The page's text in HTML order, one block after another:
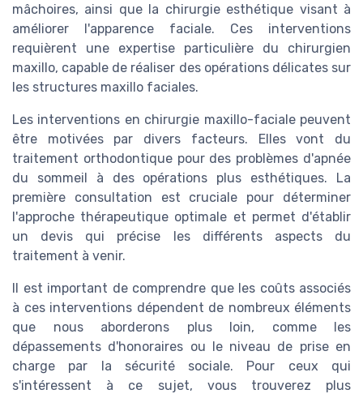
mâchoires, ainsi que la chirurgie esthétique visant à
améliorer l'apparence faciale. Ces interventions
requièrent une expertise particulière du chirurgien
maxillo, capable de réaliser des opérations délicates sur
les structures maxillo faciales.
Les interventions en chirurgie maxillo-faciale peuvent
être motivées par divers facteurs. Elles vont du
traitement orthodontique pour des problèmes d'apnée
du sommeil à des opérations plus esthétiques. La
première consultation est cruciale pour déterminer
l'approche thérapeutique optimale et permet d'établir
un devis qui précise les différents aspects du
traitement à venir.
Il est important de comprendre que les coûts associés
à ces interventions dépendent de nombreux éléments
que nous aborderons plus loin, comme les
dépassements d'honoraires ou le niveau de prise en
charge par la sécurité sociale. Pour ceux qui
s'intéressent à ce sujet, vous trouverez plus